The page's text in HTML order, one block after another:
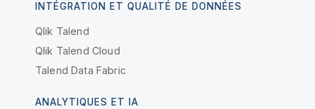
INTÉGRATION ET QUALITÉ DE DONNÉES
Qlik Talend
Qlik Talend Cloud
Talend Data Fabric
ANALYTIQUES ET IA